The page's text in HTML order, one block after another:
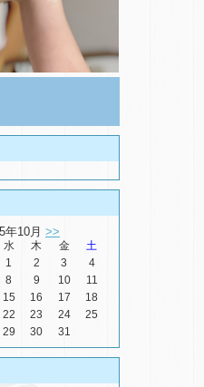
年10月 >>
水 木 金
土
1
2 3
4
8 9 10
11
15 16 17
18
22 23 24
25
29 30 31